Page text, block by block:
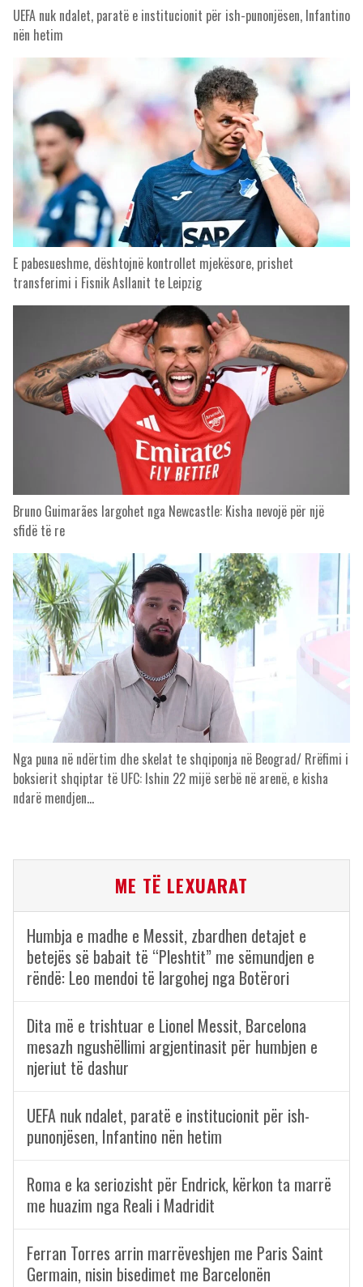
UEFA nuk ndalet, paratë e institucionit për ish-punonjësen, Infantino
nën hetim
E pabesueshme, dështojnë kontrollet mjekësore, prishet
transferimi i Fisnik Asllanit te Leipzig
Bruno Guimarães largohet nga Newcastle: Kisha nevojë për një
sfidë të re
Nga puna në ndërtim dhe skelat te shqiponja në Beograd/ Rrëfimi i
boksierit shqiptar të UFC: Ishin 22 mijë serbë në arenë, e kisha
ndarë mendjen…
ME TË LEXUARAT
Humbja e madhe e Messit, zbardhen detajet e
betejës së babait të “Pleshtit” me sëmundjen e
rëndë: Leo mendoi të largohej nga Botërori
Dita më e trishtuar e Lionel Messit, Barcelona
mesazh ngushëllimi argjentinasit për humbjen e
njeriut të dashur
UEFA nuk ndalet, paratë e institucionit për ish-
punonjësen, Infantino nën hetim
Roma e ka seriozisht për Endrick, kërkon ta marrë
me huazim nga Reali i Madridit
Ferran Torres arrin marrëveshjen me Paris Saint
Germain, nisin bisedimet me Barcelonën